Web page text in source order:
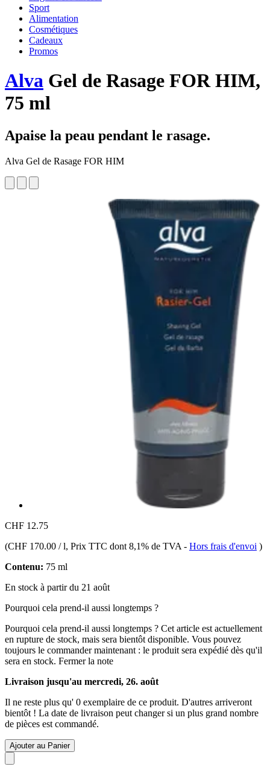
Sport
Alimentation
Cosmétiques
Cadeaux
Promos
Alva Gel de Rasage FOR HIM,
75 ml
Apaise la peau pendant le rasage.
Alva Gel de Rasage FOR HIM
CHF 12.75
(CHF 170.00 / l, Prix TTC dont 8,1% de TVA - Hors frais d'envoi )
Contenu: 75 ml
En stock à partir du 21 août
Pourquoi cela prend-il aussi longtemps ?
Pourquoi cela prend-il aussi longtemps ? Cet article est actuellement
en rupture de stock, mais sera bientôt disponible. Vous pouvez
toujours le commander maintenant : le produit sera expédié dès qu'il
sera en stock. Fermer la note
Livraison jusqu'au mercredi, 26. août
Il ne reste plus qu' 0 exemplaire de ce produit. D'autres arriveront
bientôt ! La date de livraison peut changer si un plus grand nombre
de pièces est commandé.
Ajouter au Panier